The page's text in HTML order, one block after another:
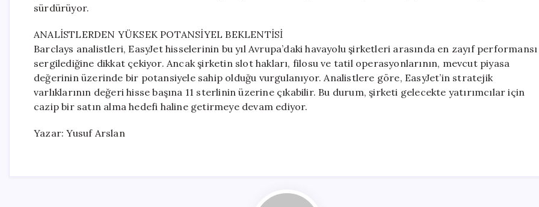
sürdürüyor.
ANALİSTLERDEN YÜKSEK POTANSİYEL BEKLENTİSİ
Barclays analistleri, EasyJet hisselerinin bu yıl Avrupa’daki havayolu şirketleri arasında en zayıf performansı
sergilediğine dikkat çekiyor. Ancak şirketin slot hakları, filosu ve tatil operasyonlarının, mevcut piyasa
değerinin üzerinde bir potansiyele sahip olduğu vurgulanıyor. Analistlere göre, EasyJet’in stratejik
varlıklarının değeri hisse başına 11 sterlinin üzerine çıkabilir. Bu durum, şirketi gelecekte yatırımcılar için
cazip bir satın alma hedefi haline getirmeye devam ediyor.
Yazar: Yusuf Arslan